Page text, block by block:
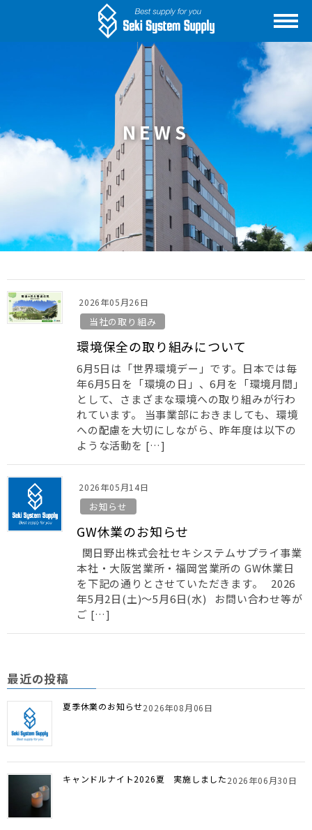
NEWS
2026年05月26日
当社の取り組み
環境保全の取り組みについて
6月5日は「世界環境デー」です。日本では毎
年6月5日を「環境の日」、6月を「環境月間」
として、さまざまな環境への取り組みが行わ
れています。 当事業部におきましても、環境
への配慮を大切にしながら、昨年度は以下の
ような活動を […]
2026年05月14日
お知らせ
GW休業のお知らせ
関日野出株式会社セキシステムサプライ事業
本社・大阪営業所・福岡営業所の GW休業日
を下記の通りとさせていただきます。 2026
年5月2日(土)～5月6日(水) お問い合わせ等が
ご […]
最近の投稿
夏季休業のお知らせ2026年08月06日
キャンドルナイト2026夏 実施しました2026年06月30日